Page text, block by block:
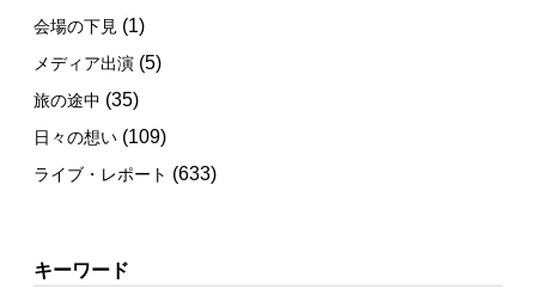
会場の下見 (1)
メディア出演 (5)
旅の途中 (35)
日々の想い (109)
ライブ・レポート (633)
キーワード